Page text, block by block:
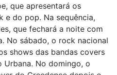
que apresentará os
e do pop. Na sequência,
que fechará a noite com
No sábado, o rock nacional
shows das bandas covers
Urbana. No domingo, o